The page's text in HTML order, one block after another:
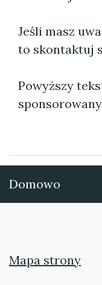
Jeśli masz
to skontaktuj
Powyższy
Domowo
Mapa strony